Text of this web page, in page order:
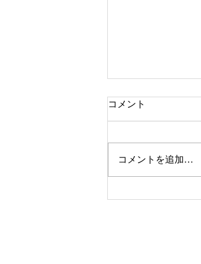
本牧市民プール
コメント
コメントを追加…